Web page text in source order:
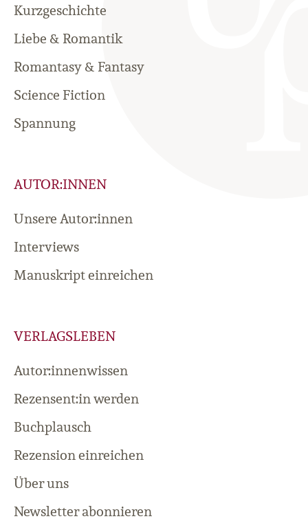
Kurzgeschichte
Liebe & Romantik
Romantasy & Fantasy
Science Fiction
Spannung
AUTOR:INNEN
Unsere Autor:innen
Interviews
Manuskript einreichen
VERLAGSLEBEN
Autor:innenwissen
Rezensent:in werden
Buchplausch
Rezension einreichen
Über uns
Newsletter abonnieren